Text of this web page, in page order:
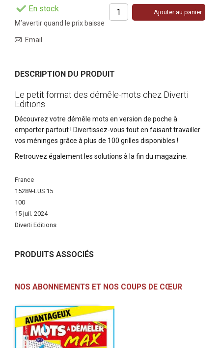
En stock Ajouter au panier
M’avertir quand le prix baisse
Email
DESCRIPTION DU PRODUIT
Le petit format des démêle-mots chez Diverti
Editions
Découvrez votre démêle mots en version de poche à
emporter partout ! Divertissez-vous tout en faisant travailler
vos méninges grâce à plus de 100 grilles disponibles !
Retrouvez également les solutions à la fin du magazine.
Plus
d'infos
France
15289-LUS 15
100
15 juil. 2024
Diverti Editions
PRODUITS ASSOCIÉS
NOS ABONNEMENTS ET NOS COUPS DE CŒUR